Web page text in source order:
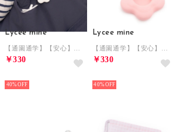
Lycee mine
￥330
40%
Lycee mine
￥330
40%